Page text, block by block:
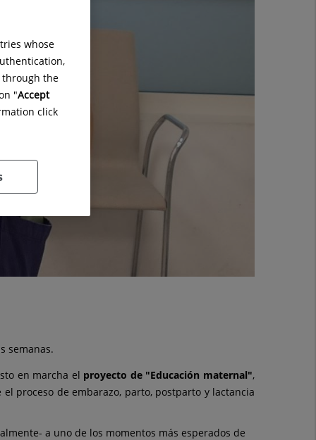
semanas.
en marcha el proyecto de "Educación maternal",
proceso de embarazo, parto, postparto y lactancia
a uno de los momentos más esperados de
whose
through the
"Accept
click